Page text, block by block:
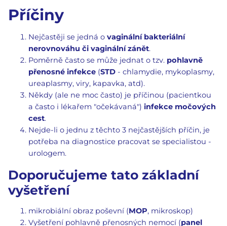
Příčiny
Nejčastěji se jedná o vaginální bakteriální
nerovnováhu či vaginální zánět.
Poměrně často se může jednat o tzv. pohlavně
přenosné infekce (STD - chlamydie, mykoplasmy,
ureaplasmy, viry, kapavka, atd).
Někdy (ale ne moc často) je příčinou (pacientkou
a často i lékařem "očekávaná") infekce močových
cest.
Nejde-li o jednu z těchto 3 nejčastějších příčin, je
potřeba na diagnostice pracovat se specialistou -
urologem.
Doporučujeme tato základní
vyšetření
mikrobiální obraz poševní (MOP, mikroskop)
Vyšetření pohlavně přenosných nemocí (panel